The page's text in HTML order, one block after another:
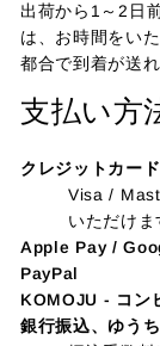
出荷から1～2日
は、お時間をい
都合で到着が送
支払い方
クレジットカード
Visa /
いただけま
Apple Pay /
PayPal
KOMOJU - コン
銀行振込、ゆう